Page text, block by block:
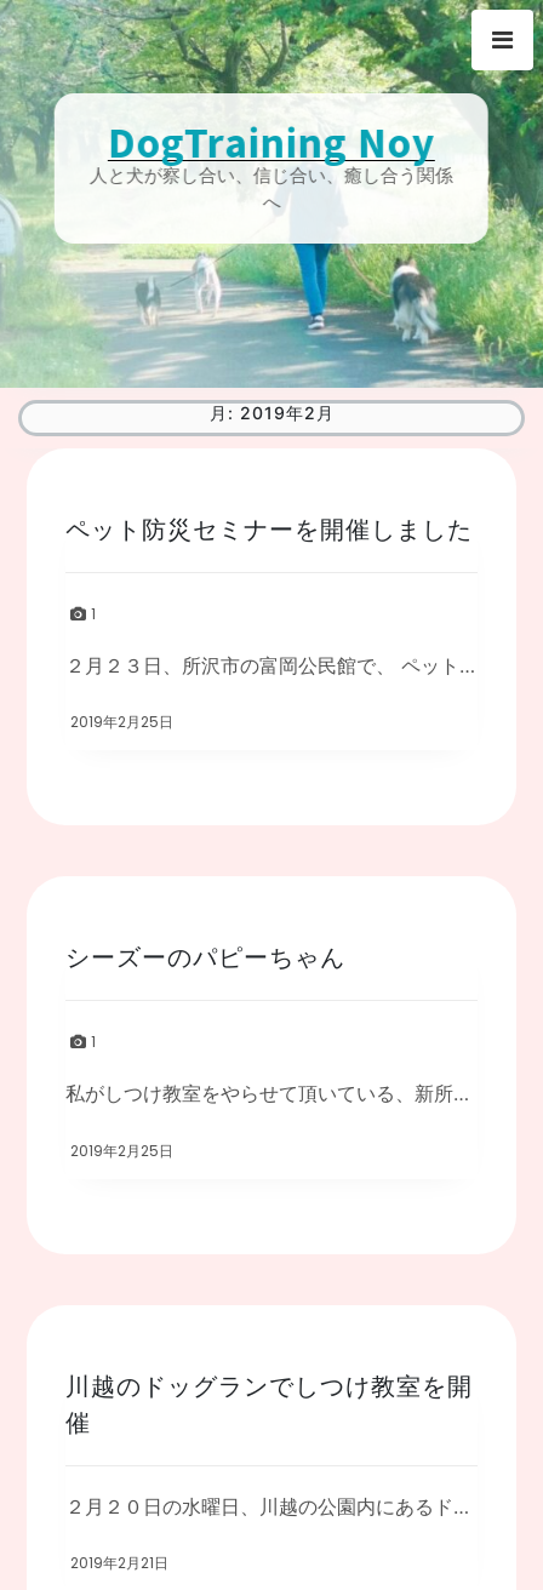
Skip
to
content
DogTraining Noy
人と犬が察し合い、信じ合い、癒し合う関係
へ
月: 2019年2月
ペット防災セミナーを開催しました
1
２月２３日、所沢市の富岡公民館で、 ペット防災と防災を意識した愛犬との暮らし方セミナ […]
2019年2月25日
シーズーのパピーちゃん
1
私がしつけ教室をやらせて頂いている、新所沢のペットショップウエーブさんで、シーズーの […]
2019年2月25日
川越のドッグランでしつけ教室を開
催
２月２０日の水曜日、川越の公園内にあるドッグランを貸し切り、しつけ教室を開催しました […]
2019年2月21日